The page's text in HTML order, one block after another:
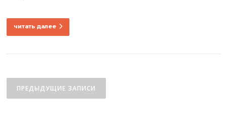
читать далее
по
записям
ПРЕДЫДУЩИЕ ЗАПИСИ